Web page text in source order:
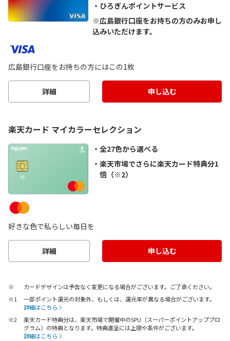
ひろぎんポイントサービス
※広島銀行口座をお持ちの方のみお申し
込みいただけます。
広島銀行口座をお持ちの方にはこの1枚
詳細 申し込む
楽天カード マイカラーセレクション
全27色から選べる
楽天市場でさらに楽天カード特典分1
倍（※2）
好きな色で私らしい毎日を
詳細 申し込む
カードデザインは予告なく変更になる場合がございます。ご了承ください。
一部ポイント還元の対象外、もしくは、還元率が異なる場合がございます。
詳細はこちら
楽天カード特典分は、楽天市場で開催中のSPU（スーパーポイントアッププロ
グラム）の特典となります。特典進呈には上限や条件がございます。
詳細はこちら